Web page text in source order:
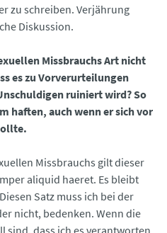
zu schreiben. Verjährung
Diskussion.
Missbrauchs Art nicht
es zu Vorverurteilungen
ruiniert wird? So
haften, auch wenn er sich vor
Missbrauchs gilt dieser
aliquid haeret. Es bleibt
Satz muss ich bei der
nicht, bedenken. Wenn die
sind, dass ich es verantworten